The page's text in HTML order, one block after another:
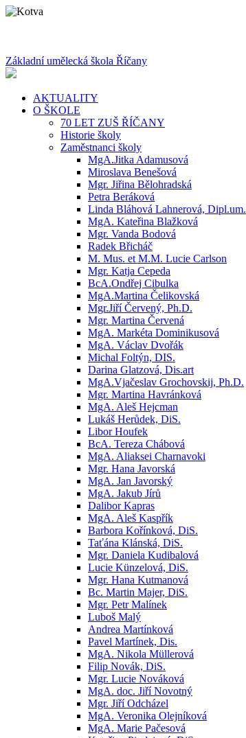
Základní umělecká škola Říčany
AKTUALITY
O ŠKOLE
70 LET ZUŠ ŘÍČANY
Historie školy
Zaměstnanci školy
MgA.Jitka Adamusová
Miroslava Benešová
Mgr. Jiřina Bělohradská
Petra Beráková
Linda Bláhová Lahnerová, Dipl.um.
MgA. Kateřina Blažková
Mgr. Vanda Bodová
Radek Břicháč
M. Mus. et M.M. Lucie Carlson
Mgr. Katja Cepeda
BcA.Ondřej Cibulka
MgA.Martina Čelikovská
Mgr.Jiří Červený, Ph.D.
Mgr. Martina Červená
MgA. Markéta Dominikusová
MgA. Václav Dvořák
Michal Foltýn, DIS.
Darina Glatzová, Dis.art
MgA.Vjačeslav Grochovskij, Ph.D.
Mgr. Martina Havránková
MgA. Aleš Hejcman
Lukáš Herůdek, DiS.
Libor Houfek
BcA. Tereza Chábová
MgA. Aliaksei Charnavoki
Mgr. Hana Javorská
MgA. Jan Javorský
MgA. Jakub Jírů
Dalibor Kapras
MgA. Aleš Kaspřík
Barbora Kořínková, DiS.
Taťána Klánská, DiS.
Mgr. Daniela Kudibalová
Lucie Künzelová, DiS.
Mgr. Hana Kutmanová
Bc. Martin Majer, DiS.
Mgr. Petr Malínek
Luboš Malý
Andrea Martínková
Pavel Martínek, Dis.
MgA. Nikola Müllerová
Filip Novák, DiS.
Mgr. Lucie Nováková
MgA. doc. Jiří Novotný
Mgr. Jiří Odcházel
MgA. Veronika Olejníková
MgA. Marie Pačesová